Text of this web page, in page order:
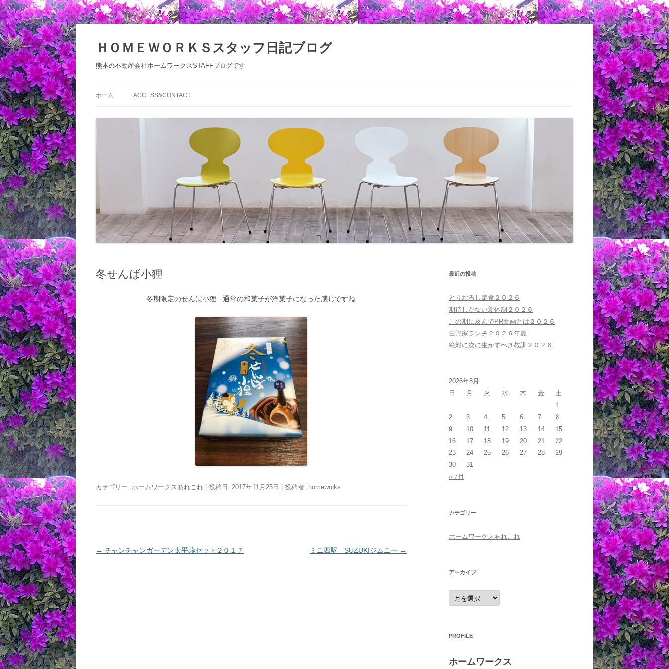
ン
ツ
へ
ス
ＨＯＭＥＷＯＲＫＳスタッフ日記ブログ
熊本の不動産会社ホームワークスSTAFFブログです
ホーム ACCESS&CONTACT
冬せんば小狸
冬期限定のせんば小狸 通常の和菓子が洋菓子になった感じですね
カテゴリー: ホームワークスあれこれ | 投稿日: 2017年11月25日 投稿者: homeworks
投
← チャンチャンガーデン太平燕セット２０１７ ミニ四駆 SUZUKIジムニー →
最近の投稿
とりおろし定食２０２６
期待しかない新体制２０２６
この期に及んでPR動画とは２０２６
吉野家ランチ２０２６年夏
絶対に次に生かすべき教訓２０２６
2026年8月
日
月 火 水 木 金
土
1
2
3 4 5 6 7
8
9
10 11 12 13 14
15
16
17 18 19 20 21
22
23
24 25 26 27 28
29
30
31
« 7月
カテゴリー
ホームワークスあれこれ
アーカイブ
ア
ー
カ
PROFILE
ホームワークス